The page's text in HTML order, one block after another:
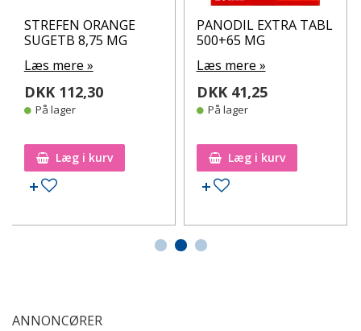
STREFEN ORANGE
SUGETB 8,75 MG
Læs mere »
DKK 112,30
På lager
Læg i kurv
Tilføj til ønskeseddel
PANODIL EXTRA TABL
500+65 MG
Læs mere »
DKK 41,25
På lager
Læg i kurv
Tilføj til ønskeseddel
ANNONCØRER